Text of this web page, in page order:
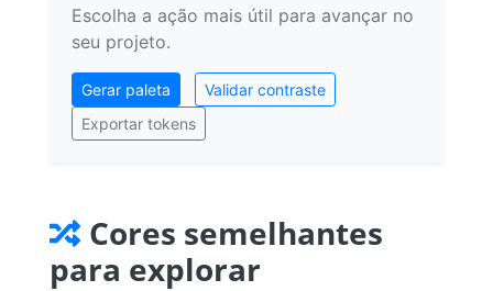
Escolha a ação mais útil para avançar no
seu projeto.
Gerar paleta
Validar contraste
Exportar tokens
Cores semelhantes
para explorar